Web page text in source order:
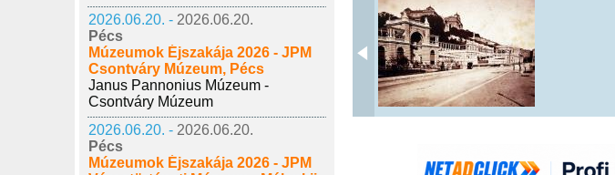
2026.06.20. - 2026.06.20.
Pécs
Múzeumok Éjszakája 2026 - JPM
Csontváry Múzeum, Pécs
Janus Pannonius Múzeum -
Csontváry Múzeum
2026.06.20. - 2026.06.20.
Pécs
Múzeumok Éjszakája 2026 - JPM